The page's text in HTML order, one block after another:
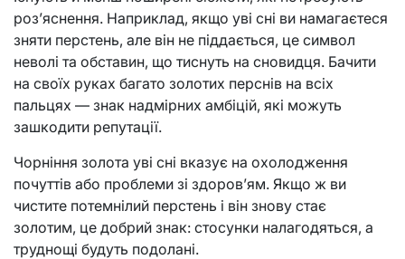
роз’яснення. Наприклад, якщо уві сні ви намагаєтеся
зняти перстень, але він не піддається, це символ
неволі та обставин, що тиснуть на сновидця. Бачити
на своїх руках багато золотих перснів на всіх
пальцях — знак надмірних амбіцій, які можуть
зашкодити репутації.
Чорніння золота уві сні вказує на охолодження
почуттів або проблеми зі здоров’ям. Якщо ж ви
чистите потемнілий перстень і він знову стає
золотим, це добрий знак: стосунки налагодяться, а
труднощі будуть подолані.